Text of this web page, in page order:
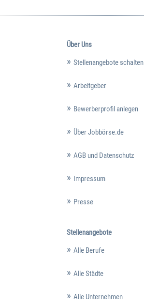
Über Uns
Stellenangebote schalten
Arbeitgeber
Bewerberprofil anlegen
Über Jobbörse.de
AGB und Datenschutz
Impressum
Presse
Stellenangebote
Alle Berufe
Alle Städte
Alle Unternehmen